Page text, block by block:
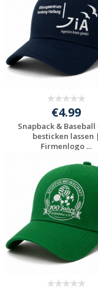
€4.99
Snapback & Baseball
besticken lassen |
Firmenlogo ...
Jetzt Angebot
anfordern